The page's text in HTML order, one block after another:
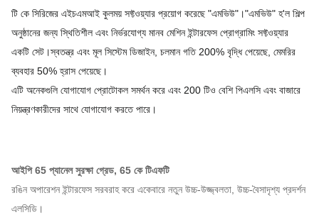
টি কে সিরিজের এইচএমআই কুলময় সফ্টওয়্যার প্রয়োগ করেছে "এমভিউ"।"এমভিউ" হ'ল শিল্প
অনুষ্ঠানের জন্য স্থিতিশীল এবং নির্ভরযোগ্য মানব মেশিন ইন্টারফেস প্রোগ্রামিং সফ্টওয়্যার
একটি সেট।স্বতন্ত্র এবং মূল সিস্টেম ডিজাইন, চলমান গতি 200% বৃদ্ধি পেয়েছে, মেমরির
ব্যবহার 50% হ্রাস পেয়েছে।
এটি অনেকগুলি যোগাযোগ প্রোটোকল সমর্থন করে এবং 200 টিও বেশি পিএলসি এবং বাজারে
নিয়ন্ত্রণকারীদের সাথে যোগাযোগ করতে পারে।
আইপি 65 প্যানেল সুরক্ষা গ্রেড, 65 কে টিএফটি
রঙিন অপারেশন ইন্টারফেস সরবরাহ করে একেবারে নতুন উচ্চ-উজ্জ্বলতা, উচ্চ-বৈসাদৃশ্য প্রদর্শন
এলসিডি।